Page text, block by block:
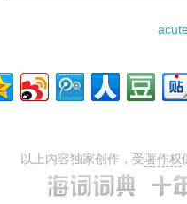
以上内容独家创作，受著作权